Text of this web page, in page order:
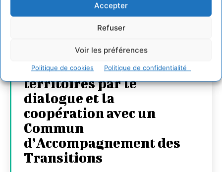
Accepter
Refuser
Voir les préférences
Politique de cookies Politique de confidentialité
Transformer les
territoires par le
dialogue et la
coopération avec un
Commun
d’Accompagnement des
Transitions